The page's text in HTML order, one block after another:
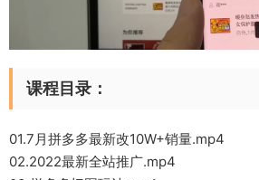
课程目录：
01.7月拼多多最新改10W+销量.mp4
02.2022最新全站推广.mp4